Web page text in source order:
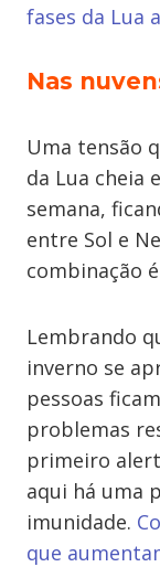
fases da Lua
Nas
Uma tensão
da Lua cheia
semana,
entre Sol e
combinação
Lembrando
inverno se
pessoas
problemas
primeiro
aqui há uma
imunidade.
que